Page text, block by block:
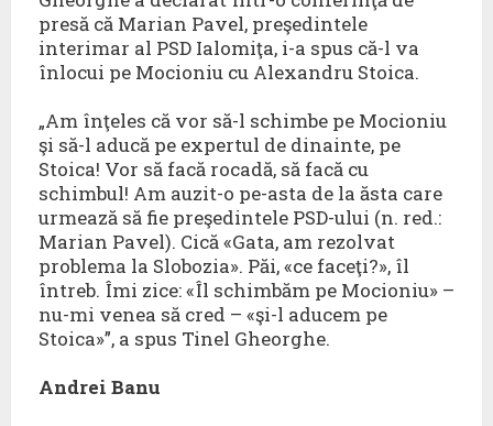
presă că Marian Pavel, preşedintele
interimar al PSD Ialomiţa, i-a spus că-l va
înlocui pe Mocioniu cu Alexandru Stoica.
„Am înţeles că vor să-l schimbe pe Mocioniu
şi să-l aducă pe expertul de dinainte, pe
Stoica! Vor să facă rocadă, să facă cu
schimbul! Am auzit-o pe-asta de la ăsta care
urmează să fie preşedintele PSD-ului (n. red.:
Marian Pavel). Cică «Gata, am rezolvat
problema la Slobozia». Păi, «ce faceţi?», îl
întreb. Îmi zice: «Îl schimbăm pe Mocioniu» –
nu-mi venea să cred – «şi-l aducem pe
Stoica»”, a spus Tinel Gheorghe.
Andrei Banu